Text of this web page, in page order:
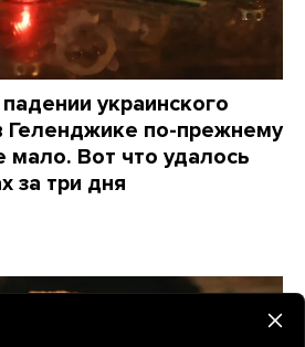
украинского
Геленджике по-прежнему
мало. Вот что удалось
за три дня